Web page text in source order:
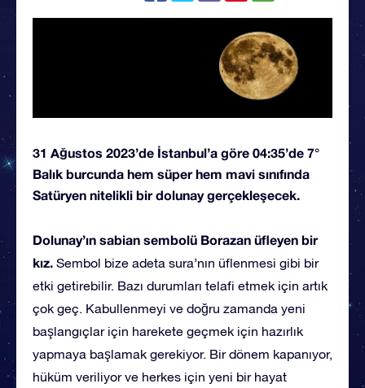
31 Ağustos 2023’de İstanbul’a göre 04:35’de 7°
Balık burcunda hem süper hem mavi sınıfında
Satüryen nitelikli bir dolunay gerçekleşecek.
Dolunay’ın sabian sembolü Borazan üfleyen bir
kız. Sembol bize adeta sura’nın üflenmesi gibi bir
etki getirebilir. Bazı durumları telafi etmek için artık
çok geç. Kabullenmeyi ve doğru zamanda yeni
başlangıçlar için harekete geçmek için hazırlık
yapmaya başlamak gerekiyor. Bir dönem kapanıyor,
hüküm veriliyor ve herkes için yeni bir hayat